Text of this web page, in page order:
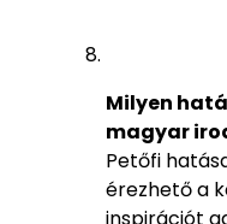
Milyen
magyar
Petőfi
érezhető a